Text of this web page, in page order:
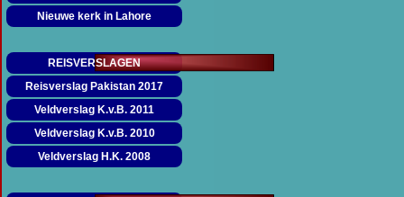
Nieuwe kerk in Lahore
REISVERSLAGEN
Reisverslag Pakistan 2017
Veldverslag K.v.B. 2011
Veldverslag K.v.B. 2010
Veldverslag H.K. 2008